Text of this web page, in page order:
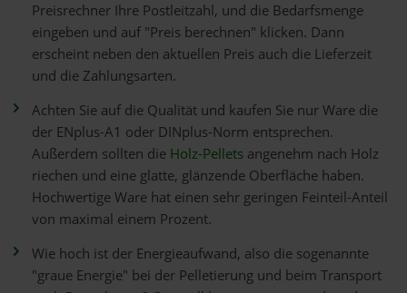
Preisrechner Ihre Postleitzahl, und die Bedarfsmenge
eingeben und auf "Preis berechnen" klicken. Dann
erscheint neben den aktuellen Preis auch die Lieferzeit
und die Zahlungsarten.
Achten Sie auf die Qualität und kaufen Sie nur Ware die
der ENplus-A1 oder DINplus-Norm entsprechen.
Außerdem sollten die Holz-Pellets angenehm nach Holz
riechen und eine glatte, glänzende Oberfläche haben.
Hochwertige Ware hat einen sehr geringen Feinteil-Anteil
von maximal einem Prozent.
Wie hoch ist der Energieaufwand, also die sogenannte
"graue Energie" bei der Pelletierung und beim Transport